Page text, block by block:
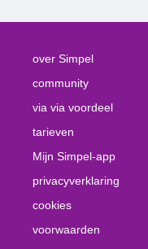
over Simpel
community
via via voordeel
tarieven
Mijn Simpel-app
privacyverklaring
cookies
voorwaarden